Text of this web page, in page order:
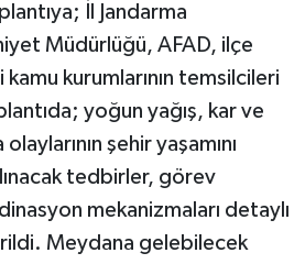
İl Jandarma
Müdürlüğü, AFAD, ilçe
kurumlarının temsilcileri
yoğun yağış, kar ve
şehir yaşamını
tedbirler, görev
mekanizmaları detaylı
Meydana gelebilecek